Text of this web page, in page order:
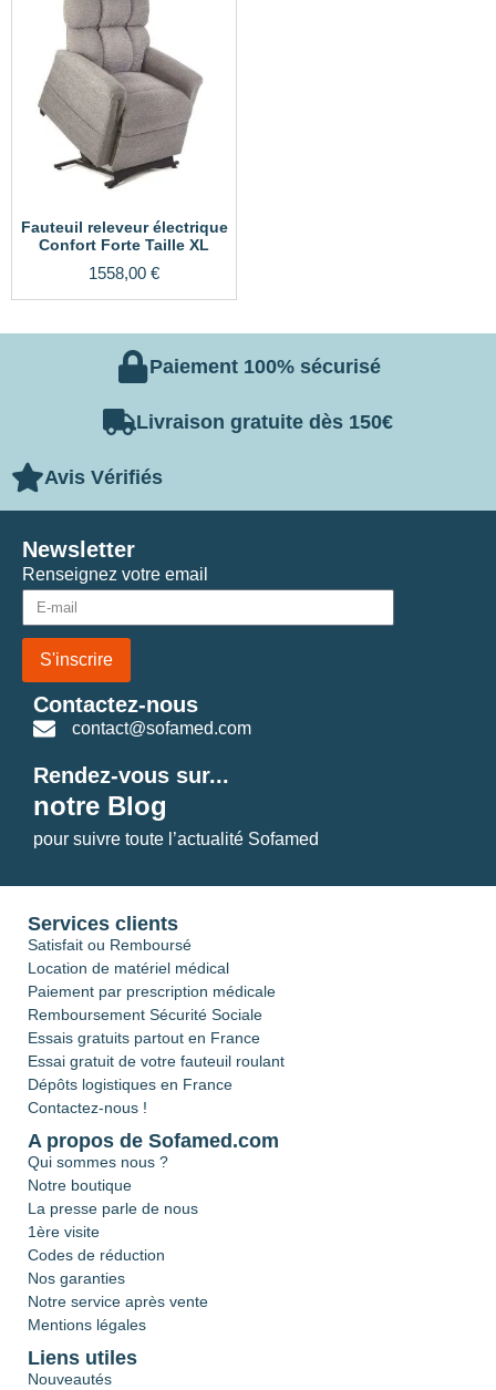
Fauteuil releveur électrique
Confort Forte Taille XL
1558,00 €
Paiement 100% sécurisé
Livraison gratuite dès 150€
Avis Vérifiés
Renseignez votre email
S'inscrire
Newsletter
Contactez-nous
contact@sofamed.com
Rendez-vous sur...
notre Blog
pour suivre toute l’actualité Sofamed
Services clients
Satisfait ou Remboursé
Location de matériel médical
Paiement par prescription médicale
Remboursement Sécurité Sociale
Essais gratuits partout en France
Essai gratuit de votre fauteuil roulant
Dépôts logistiques en France
Contactez-nous !
A propos de Sofamed.com
Qui sommes nous ?
Notre boutique
La presse parle de nous
1ère visite
Codes de réduction
Nos garanties
Notre service après vente
Mentions légales
Liens utiles
Nouveautés